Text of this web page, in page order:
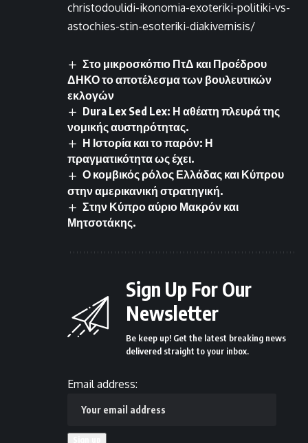
christodoulidi-ikonomia-exoteriki-politiki-vs-
astochies-stin-esoteriki-diakivernisis/
Στο μικροσκόπιο ΠτΔ και Προέδρου
ΔΗΚΟ το αποτέλεσμα των βουλευτικών
εκλογών
Dura Lex Sed Lex: Η αθέατη πλευρά της
νομικής αυστηρότητας.
Η Ιστορία και το παρόν: Η
πραγματικότητα ως έχει.
Ο κομβικός ρόλος Ελλάδας και Κύπρου
στην αμερικανική στρατηγική.
Στην Κύπρο αύριο Μακρόν και
Μητσοτάκης.
Sign Up For Our
Newsletter
Be keep up! Get the latest breaking news
delivered straight to your inbox.
Email address: